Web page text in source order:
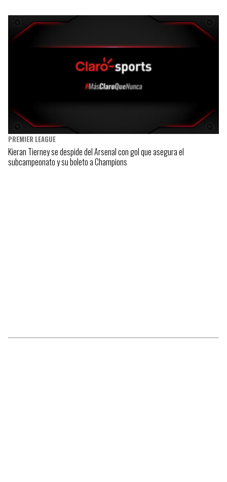
PREMIER LEAGUE
Kieran Tierney se despide del Arsenal con gol que asegura el
subcampeonato y su boleto a Champions